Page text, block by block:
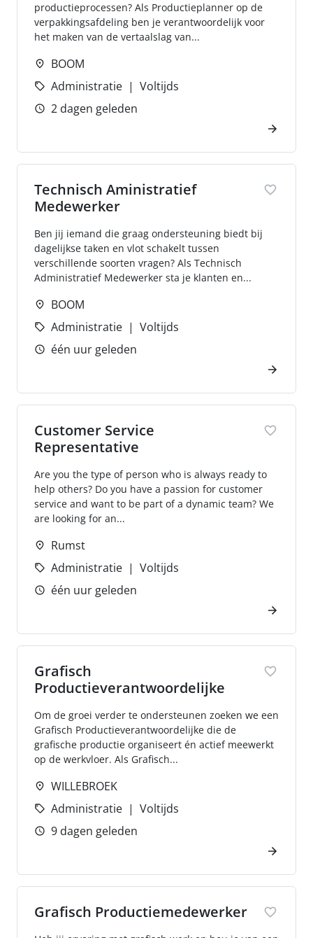
productieprocessen? Als Productieplanner op de
verpakkingsafdeling ben je verantwoordelijk voor
het maken van de vertaalslag van...
BOOM
Administratie
Voltijds
2 dagen geleden
Technisch Aministratief
Medewerker
Ben jij iemand die graag ondersteuning biedt bij
dagelijkse taken en vlot schakelt tussen
verschillende soorten vragen? Als Technisch
Administratief Medewerker sta je klanten en...
BOOM
Administratie
Voltijds
één uur geleden
Customer Service
Representative
Are you the type of person who is always ready to
help others? Do you have a passion for customer
service and want to be part of a dynamic team? We
are looking for an...
Rumst
Administratie
Voltijds
één uur geleden
Grafisch
Productieverantwoordelijke
Om de groei verder te ondersteunen zoeken we een
Grafisch Productieverantwoordelijke die de
grafische productie organiseert én actief meewerkt
op de werkvloer. Als Grafisch...
WILLEBROEK
Administratie
Voltijds
9 dagen geleden
Grafisch Productiemedewerker